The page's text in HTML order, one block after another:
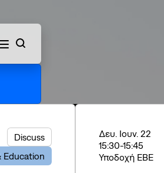
Discuss
Education
Δευ. Ιουν. 22
15:30-15:45
Υποδοχή ΕΒΕ